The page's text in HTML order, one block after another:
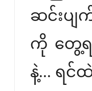
ဆင်းပျ
ကို တွေ့ရ
နဲ့... ရင်